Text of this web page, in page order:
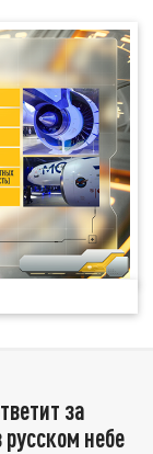
за
небе